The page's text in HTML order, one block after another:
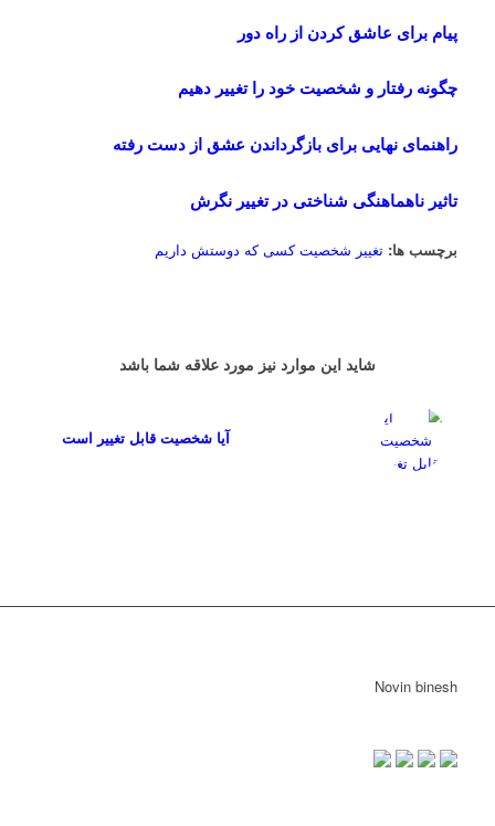
پیام برای عاشق کردن از راه دور
چگونه رفتار و شخصیت خود را تغییر دهیم
راهنمای نهایی برای بازگرداندن عشق از دست رفته
تاثیر ناهماهنگی شناختی در تغییر نگرش
برچسب ها: تغییر شخصیت کسی که دوستش داریم
شاید این موارد نیز مورد علاقه شما باشد
آیا شخصیت قابل تغییر است
Novin binesh